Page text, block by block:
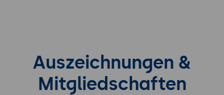
Auszeichnungen &
Mitgliedschaften